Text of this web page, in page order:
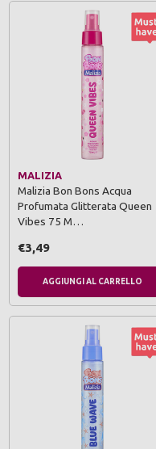
MALIZIA
Malizia Bon Bons Acqua
Profumata Glitterata Queen
Vibes 75 M…
€3,49
AGGIUNGI AL CARRELLO